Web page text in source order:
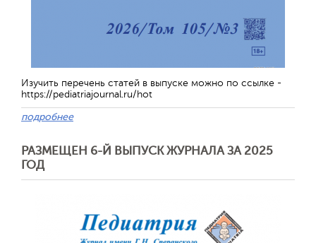
Изучить перечень статей в выпуске можно по ссылке -
https://pediatriajournal.ru/hot
подробнее
РАЗМЕЩЕН 6-Й ВЫПУСК ЖУРНАЛА ЗА 2025
ГОД